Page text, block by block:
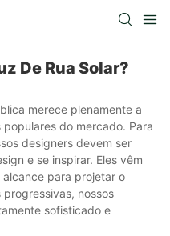
De Rua Solar?
merece plenamente a
do mercado. Para
designers devem ser
e se inspirar. Eles vêm
para projetar o
nossos
sofisticado e